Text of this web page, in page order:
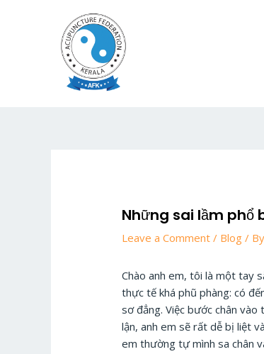
Những sai lầm phổ
Leave a Comment / Blog /
Chào anh em, tôi là một tay
thực tế khá phũ phàng: có
sơ đẳng. Việc bước chân
lận, anh em sẽ rất dễ bị liệt
em thường tự mình sa chân